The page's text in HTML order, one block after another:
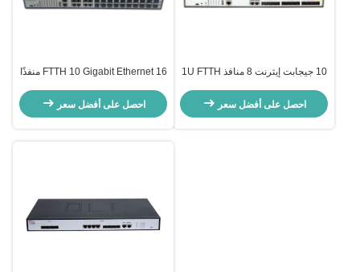
10 جيجابت إيثرنت 8 منافذ 1U FTTH
من ONT
احصل على أفضل سعر
FTTH 10 Gigabit Ethernet 16 منفذًا
مختلفة من ONT
احصل على أفضل سعر